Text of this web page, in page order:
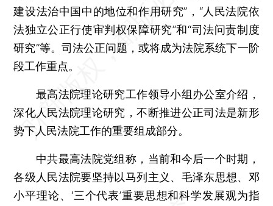
建设法治中国中的地位和作用研究”，“人民法院依
法独立公正行使审判权保障研究”和“司法问责制度
研究”等。司法公正问题，或将成为法院系统下一阶
段工作重点。
最高法院理论研究工作领导小组办公室介绍，
深化人民法院理论研究，不断推进公正司法是新形
势下人民法院工作的重要组成部分。
中共最高法院党组称，当前和今后一个时期，
各级人民法院要坚持以马列主义、毛泽东思想、邓
小平理论、‘三个代表’重要思想和科学发展观为指